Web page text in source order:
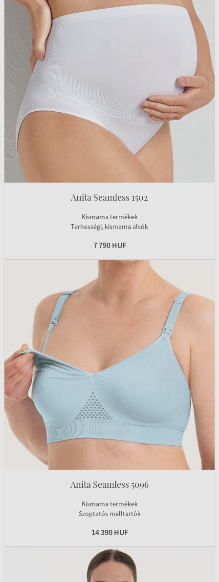
Anita Seamless 1502
Kismama termékek
Terhességi, kismama alsók
7 790 HUF
Anita Seamless 5096
Kismama termékek
Szoptatós melltartók
14 390 HUF